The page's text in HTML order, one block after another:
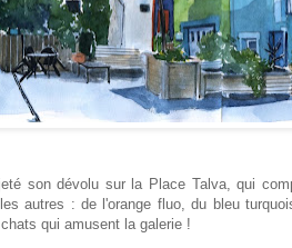
son dévolu sur la Place Talva, qui
autres : de l'orange fluo, du bleu
qui amusent la galerie !